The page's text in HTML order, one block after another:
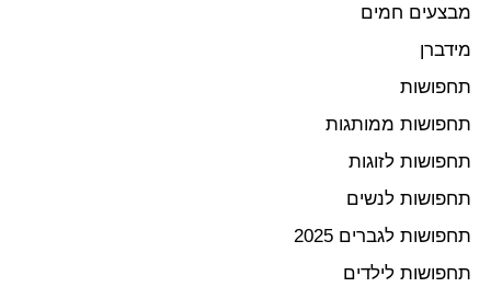
מבצעים חמים
מידברן
תחפושות
תחפושות ממותגות
תחפושות לזוגות
תחפושות לנשים
תחפושות לגברים 2025
תחפושות לילדים